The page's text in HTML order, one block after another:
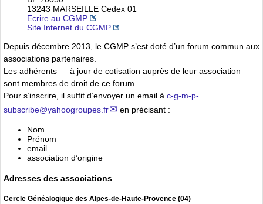
13243 MARSEILLE Cedex 01
Ecrire au CGMP
Site Internet du CGMP
Depuis décembre 2013, le CGMP s’est doté d’un forum commun aux
associations partenaires.
Les adhérents — à jour de cotisation auprès de leur association —
sont membres de droit de ce forum.
Pour s’inscrire, il suffit d’envoyer un email à c-g-m-p-
subscribe@yahoogroupes.fr en précisant :
Nom
Prénom
email
association d’origine
Adresses des associations
Cercle Généalogique des Alpes-de-Haute-Provence (04)